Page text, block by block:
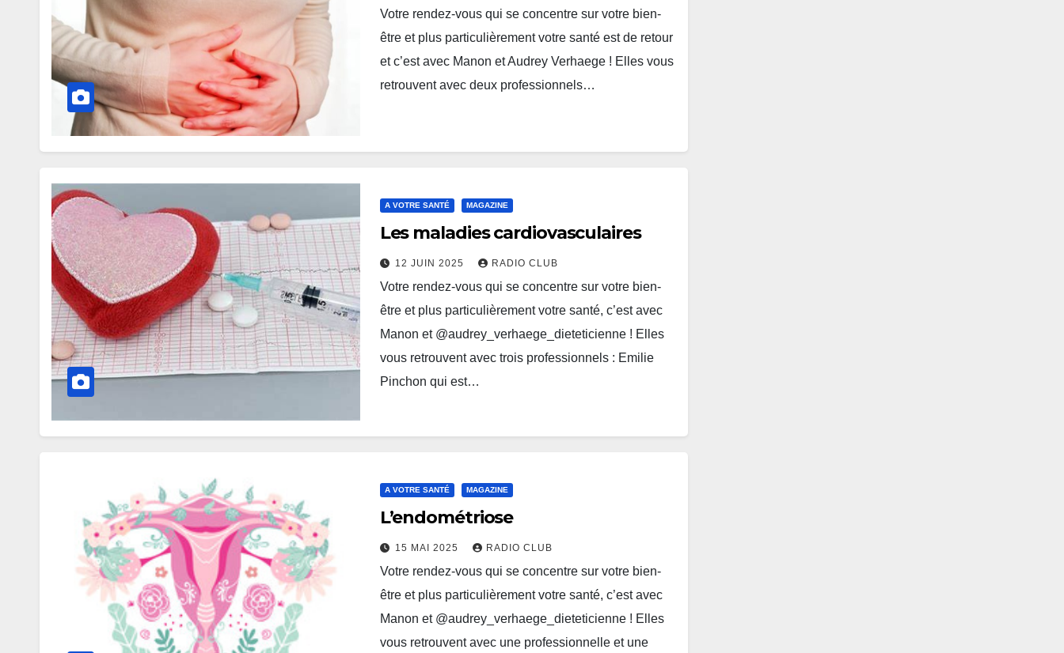
Votre rendez-vous qui se concentre sur votre bien-
être et plus particulièrement votre santé est de retour
et c’est avec Manon et Audrey Verhaege ! Elles vous
retrouvent avec deux professionnels…
A VOTRE SANTÉ MAGAZINE
Les maladies cardiovasculaires
12 JUIN 2025 RADIO CLUB
Votre rendez-vous qui se concentre sur votre bien-
être et plus particulièrement votre santé, c’est avec
Manon et @audrey_verhaege_dieteticienne ! Elles
vous retrouvent avec trois professionnels : Emilie
Pinchon qui est…
A VOTRE SANTÉ MAGAZINE
L’endométriose
15 MAI 2025 RADIO CLUB
Votre rendez-vous qui se concentre sur votre bien-
être et plus particulièrement votre santé, c’est avec
Manon et @audrey_verhaege_dieteticienne ! Elles
vous retrouvent avec une professionnelle et une